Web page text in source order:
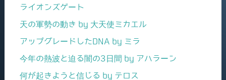
ライオンズゲート
天の軍勢の動き by 大天使ミカエル
アップグレードしたDNA by ミラ
今年の熱波と迫る闇の3日間 by アハラーン
何が起きようと信じる by テロス